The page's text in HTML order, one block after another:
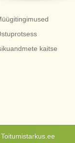
kaitse